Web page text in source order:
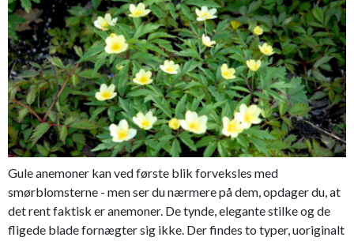
Gule anemoner kan ved første blik forveksles med
smørblomsterne - men ser du nærmere på dem, opdager du, at
det rent faktisk er anemoner. De tynde, elegante stilke og de
fligede blade fornægter sig ikke. Der findes to typer, uoriginalt